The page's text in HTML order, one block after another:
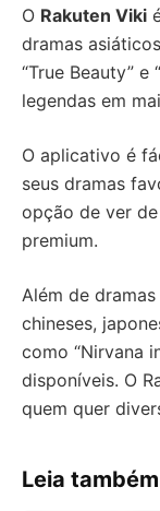
O Rakuten Viki
dramas
“True Beauty”
legendas em
O aplicativo é
seus dramas
opção de ver
premium.
Além de
chineses,
como “Nirvana
disponíveis. O
quem quer
Leia também